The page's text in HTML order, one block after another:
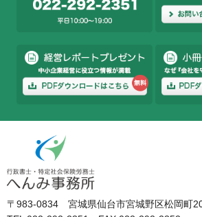
〒983-0834 宮城県仙台市宮城野区松岡町